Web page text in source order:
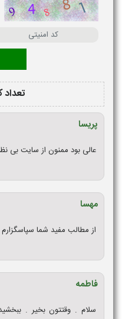
تعداد
پریسا
عالی بود ممنون از سایت بی
مهسا
از مطالب مفید شما سپاسگزارم
فاطمه
سلام . وقتتون بخیر .